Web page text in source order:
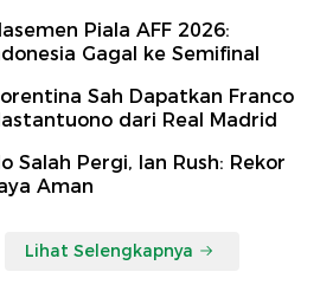
Piala AFF 2026:
Gagal ke Semifinal
Sah Dapatkan Franco
dari Real Madrid
Salah Pergi, Ian Rush: Rekor
Aman
Lihat Selengkapnya